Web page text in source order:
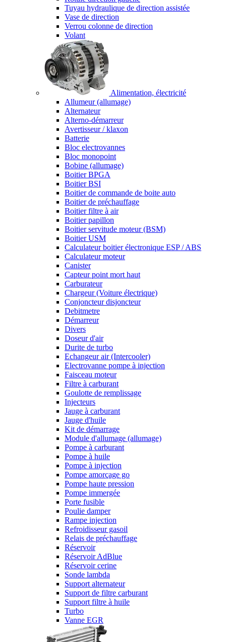
Tuyau hydraulique de direction assistée
Vase de direction
Verrou colonne de direction
Volant
Alimentation, électricité
Allumeur (allumage)
Alternateur
Alterno-démarreur
Avertisseur / klaxon
Batterie
Bloc electrovannes
Bloc monopoint
Bobine (allumage)
Boitier BPGA
Boitier BSI
Boitier de commande de boite auto
Boitier de préchauffage
Boitier filtre à air
Boitier papillon
Boitier servitude moteur (BSM)
Boitier USM
Calculateur boitier électronique ESP / ABS
Calculateur moteur
Canister
Capteur point mort haut
Carburateur
Chargeur (Voiture électrique)
Conjoncteur disjoncteur
Debitmetre
Démarreur
Divers
Doseur d'air
Durite de turbo
Echangeur air (Intercooler)
Electrovanne pompe à injection
Faisceau moteur
Filtre à carburant
Goulotte de remplissage
Injecteurs
Jauge à carburant
Jauge d'huile
Kit de démarrage
Module d'allumage (allumage)
Pompe à carburant
Pompe à huile
Pompe à injection
Pompe amorçage go
Pompe haute pression
Pompe immergée
Porte fusible
Poulie damper
Rampe injection
Refroidisseur gasoil
Relais de préchauffage
Réservoir
Réservoir AdBlue
Réservoir cerine
Sonde lambda
Support alternateur
Support de filtre carburant
Support filtre à huile
Turbo
Vanne EGR